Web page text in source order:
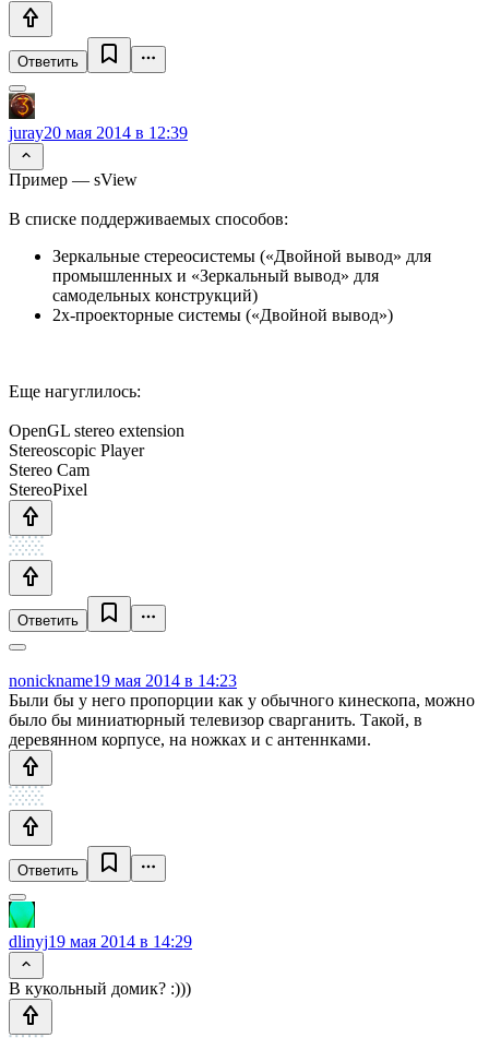
Ответить
juray20 мая 2014 в 12:39
Пример — sView
В списке поддерживаемых способов:
Зеркальные стереосистемы («Двойной вывод» для
промышленных и «Зеркальный вывод» для
самодельных конструкций)
2х-проекторные системы («Двойной вывод»)
Еще нагуглилось:
OpenGL stereo extension
Stereoscopic Player
Stereo Cam
StereoPixel
Ответить
nonickname19 мая 2014 в 14:23
Были бы у него пропорции как у обычного кинескопа, можно
было бы миниатюрный телевизор сварганить. Такой, в
деревянном корпусе, на ножках и с антеннками.
Ответить
dlinyj19 мая 2014 в 14:29
В кукольный домик? :)))